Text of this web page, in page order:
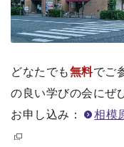
どなたでも無料でご
の良い学びの会にぜ
お申し込み：
相模